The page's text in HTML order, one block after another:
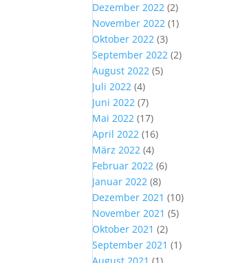
Dezember 2022 (2)
November 2022 (1)
Oktober 2022 (3)
September 2022 (2)
August 2022 (5)
Juli 2022 (4)
Juni 2022 (7)
Mai 2022 (17)
April 2022 (16)
März 2022 (4)
Februar 2022 (6)
Januar 2022 (8)
Dezember 2021 (10)
November 2021 (5)
Oktober 2021 (2)
September 2021 (1)